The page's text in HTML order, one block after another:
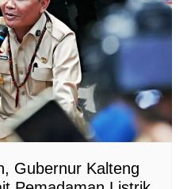
Gubernur Kalteng